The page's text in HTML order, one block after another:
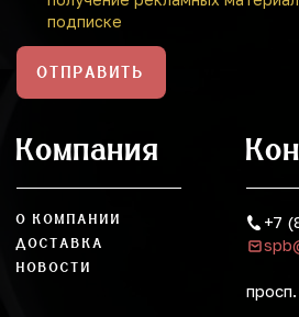
подписке
ОТПРАВИТЬ
Компания
О КОМПАНИИ
ДОСТАВКА
НОВОСТИ
+7